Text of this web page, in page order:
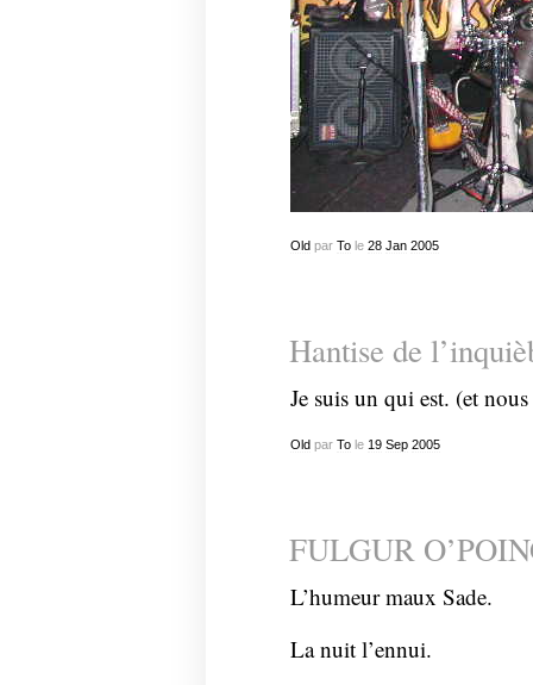
Old par Tole 28 Jan 2005
Hantise de
Je suis un qui est. (et
Old par Tole 19 Sep 2005
FULGUR
L’humeur maux Sade.
La nuit l’ennui.